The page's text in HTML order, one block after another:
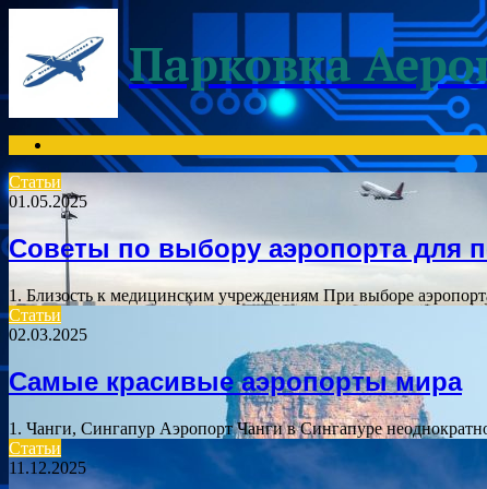
Парковка
Статьи
01.05.2025
Советы по выбору аэропорта для
1. Близость к медицинским учреждениям При выборе
Статьи
02.03.2025
Самые красивые аэропорты мира
1. Чанги, Сингапур Аэропорт Чанги в Сингапуре
Статьи
11.12.2025